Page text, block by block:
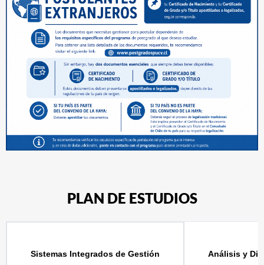
PLAN DE ESTUDIOS
Sistemas Integrados de Gestión Análisis y